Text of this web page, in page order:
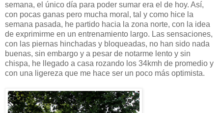
semana, el único día para poder sumar era el de hoy. Así,
con pocas ganas pero mucha moral, tal y como hice la
semana pasada, he partido hacia la zona norte, con la idea
de exprimirme en un entrenamiento largo. Las sensaciones,
con las piernas hinchadas y bloqueadas, no han sido nada
buenas, sin embargo y a pesar de notarme lento y sin
chispa, he llegado a casa rozando los 34kmh de promedio y
con una ligereza que me hace ser un poco más optimista.